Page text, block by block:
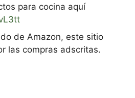
para cocina aquí
de Amazon, este sitio
las compras adscritas.